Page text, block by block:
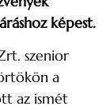
képest.
szenior
a
az ismét